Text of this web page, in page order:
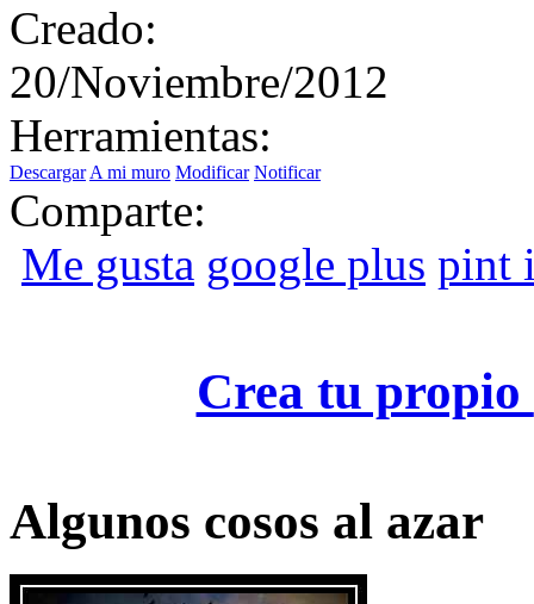
Creado:
20/Noviembre/2012
Herramientas:
Descargar A mi muro Modificar Notificar
Comparte:
Me gusta google plus pint
Crea tu propio
Algunos cosos al azar